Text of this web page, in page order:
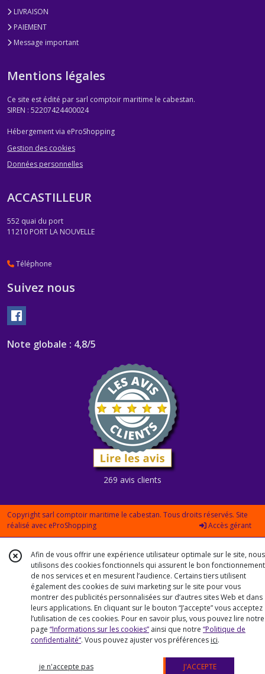
LIVRAISON
PAIEMENT
Message important
Mentions légales
Ce site est édité par sarl comptoir maritime le cabestan.
SIREN : 52207424400024
Hébergement via eProShopping
Gestion des cookies
Données personnelles
ACCASTILLEUR
552 quai du port
11210 PORT LA NOUVELLE
Téléphone
Suivez nous
Note globale : 4,8/5
269 avis clients
Copyright sarl comptoir maritime le cabestan. Tous droits réservés. Site
réalisé avec eProShopping Accès gérant
Afin de vous offrir une expérience utilisateur optimale sur le site, nous
utilisons des cookies fonctionnels qui assurent le bon fonctionnement
de nos services et en mesurent l’audience. Certains tiers utilisent
également des cookies de suivi marketing sur le site pour vous
montrer des publicités personnalisées sur d’autres sites Web et dans
leurs applications. En cliquant sur le bouton “J’accepte” vous acceptez
l’utilisation de ces cookies. Pour en savoir plus, vous pouvez lire notre
page “Informations sur les cookies” ainsi que notre “Politique de
confidentialité“. Vous pouvez ajuster vos préférences ici.
je n'accepte pas J'ACCEPTE